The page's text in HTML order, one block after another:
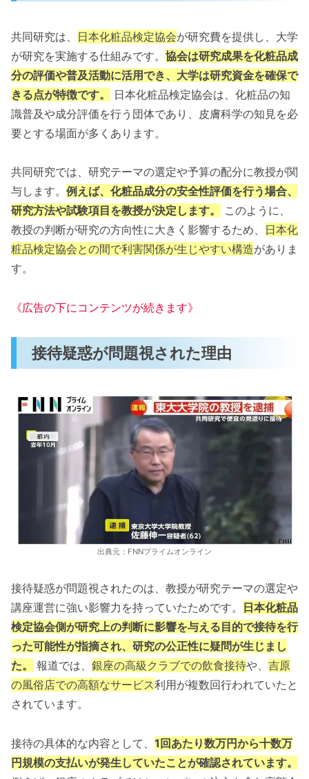
共同研究は、 日本化粧品検定協会が研究費を提供し、大学
が研究を実施する仕組みです。 協会は研究成果を化粧品成
分の評価や普及活動に活用でき、大学は研究資金を確保で
きる点が特徴です。
日本化粧品検定協会は、化粧品の知
識普及や成分評価を行う団体であり、皮膚科学の知見を必
要とする場面が多くあります。
共同研究では、研究テーマの選定や予算の配分に教授が関
与します。 例えば、化粧品成分の安全性評価を行う場合、
研究方法や試験項目を教授が決定します。
このように、
教授の判断が研究の方向性に大きく影響するため、 日本化
粧品検定協会との間で利害関係が生じやすい構造がありま
す。
《広告の下にコンテンツが続きます》
接待疑惑が問題視された理由
出典元：FNNプライムオンライン
接待疑惑が問題視されたのは、教授が研究テーマの選定や
講座運営に強い影響力を持っていたためです。
日本化粧品
検定協会側が研究上の判断に影響を与える目的で接待を行
った可能性が指摘され、研究の公正性に疑問が生じまし
た。
報道では、 銀座の高級クラブでの飲食接待や、 吉原
の風俗店での高額なサービス利用が複数回行われていたと
されています。
接待の具体的な内容として、 1回あたり数万円から十数万
円規模の支払いが発生していたことが確認されています。